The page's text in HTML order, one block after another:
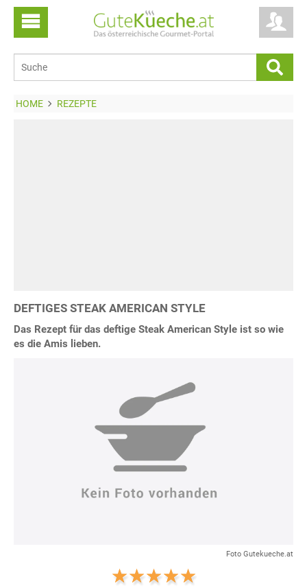
HOME REZEPTE
DEFTIGES STEAK AMERICAN STYLE
Das Rezept für das deftige Steak American Style ist so wie
es die Amis lieben.
Foto Gutekueche.at